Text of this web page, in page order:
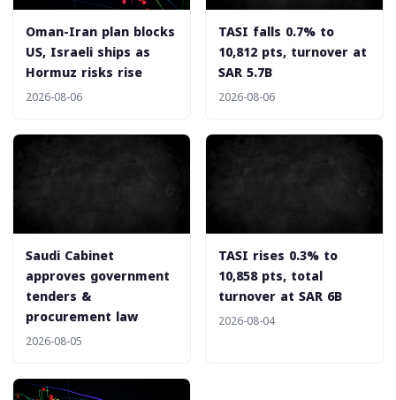
Oman-Iran plan blocks
US, Israeli ships as
Hormuz risks rise
2026-08-06
‎TASI falls 0.7% to
10,812 pts, turnover at
SAR 5.7B
2026-08-06
‎Saudi Cabinet
approves government
tenders &
procurement law
2026-08-05
‎TASI rises 0.3% to
10,858 pts, total
turnover at SAR 6B
2026-08-04